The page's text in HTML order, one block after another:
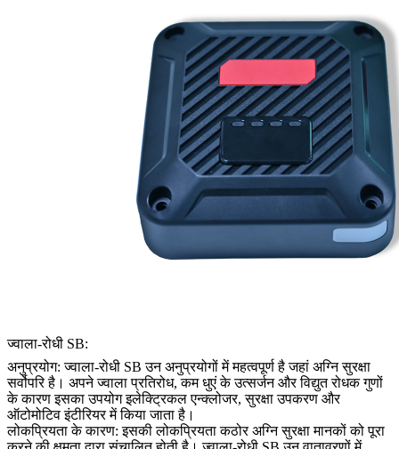
ज्वाला-रोधी SB:
अनुप्रयोग: ज्वाला-रोधी SB उन अनुप्रयोगों में महत्वपूर्ण है जहां अग्नि सुरक्षा
सर्वोपरि है। अपने ज्वाला प्रतिरोध, कम धुएं के उत्सर्जन और विद्युत रोधक गुणों
के कारण इसका उपयोग इलेक्ट्रिकल एन्क्लोजर, सुरक्षा उपकरण और
ऑटोमोटिव इंटीरियर में किया जाता है।
लोकप्रियता के कारण: इसकी लोकप्रियता कठोर अग्नि सुरक्षा मानकों को पूरा